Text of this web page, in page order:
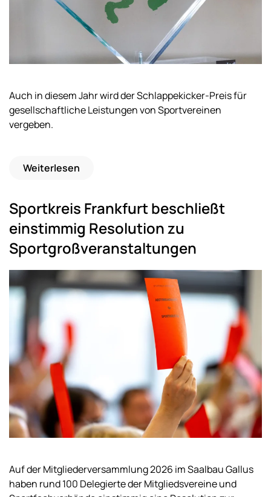
Auch in diesem Jahr wird der Schlappekicker-Preis für
gesellschaftliche Leistungen von Sportvereinen
vergeben.
Weiterlesen
Sportkreis Frankfurt beschließt
einstimmig Resolution zu
Sportgroßveranstaltungen
Auf der Mitgliederversammlung 2026 im Saalbau Gallus
haben rund 100 Delegierte der Mitgliedsvereine und